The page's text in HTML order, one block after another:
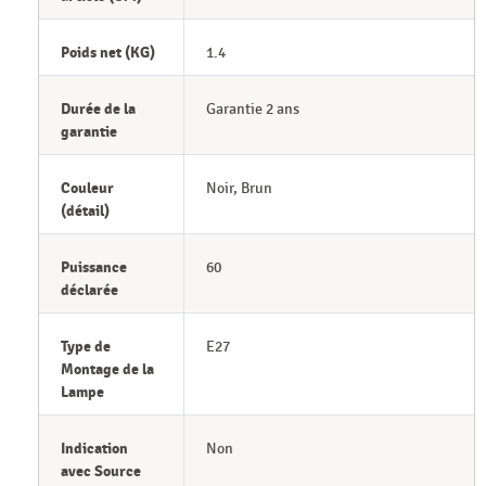
Poids net (KG) 1.4
Durée de la
garantie
Garantie 2 ans
Couleur
(détail)
Noir, Brun
Puissance
déclarée
60
Type de
Montage de la
Lampe
E27
Indication
avec Source
Non